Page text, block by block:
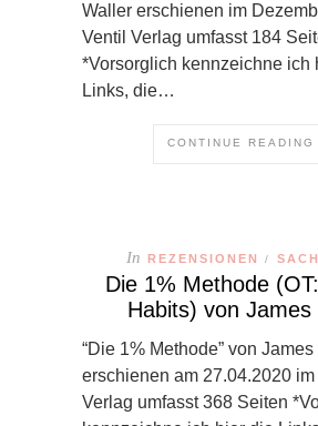
Waller erschienen im
Ventil Verlag umfasst 184
*Vorsorglich kennzeichne ich
Links, die…
CONTINUE
In REZENSIONEN /
Die 1% Methode
Habits) von James
“Die 1% Methode” von
erschienen am 27.04.2020
Verlag umfasst 368 Seiten